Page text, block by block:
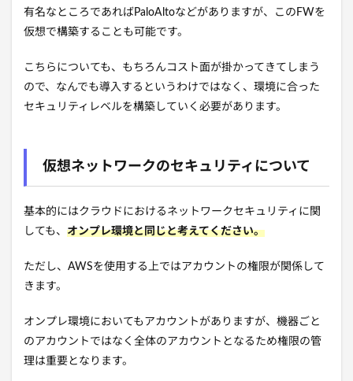
有名なところであればPaloAltoなどがありますが、このFWを
仮想で構築することも可能です。
こちらについても、もちろんコスト面が掛かってきてしまう
ので、なんでも導入するというわけではなく、環境に合った
セキュリティレベルを構築していく必要があります。
仮想ネットワークのセキュリティについて
基本的にはクラウドにおけるネットワークセキュリティに関
しても、 オンプレ環境と同じと考えてください。
ただし、AWSを使用する上ではアカウントの権限が関係して
きます。
オンプレ環境においてもアカウントがありますが、機器ごと
のアカウントではなく全体のアカウントとなるため権限の管
理は重要となります。